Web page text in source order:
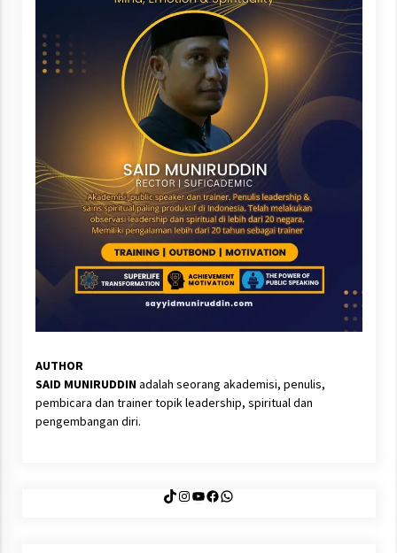
AUTHOR
SAID MUNIRUDDINadalah seorang akademisi, penulis,
pembicara dan trainer topik leadership, spiritual dan
pengembangan diri.
TikTok
Instagram
YouTube
Facebook
WhatsApp